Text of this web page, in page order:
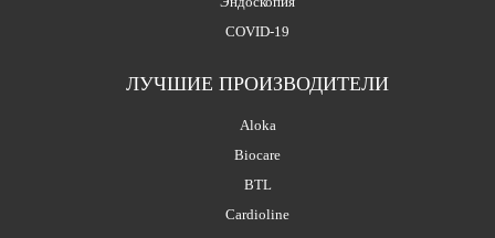
COVID-19
ЛУЧШИЕ ПРОИЗВОДИТЕЛИ
Aloka
Biocare
BTL
Cardioline